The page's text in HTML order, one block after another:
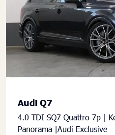
Audi Q7
4.0 TDI SQ7 Quattro 7p |
Panorama |Audi Exclusive